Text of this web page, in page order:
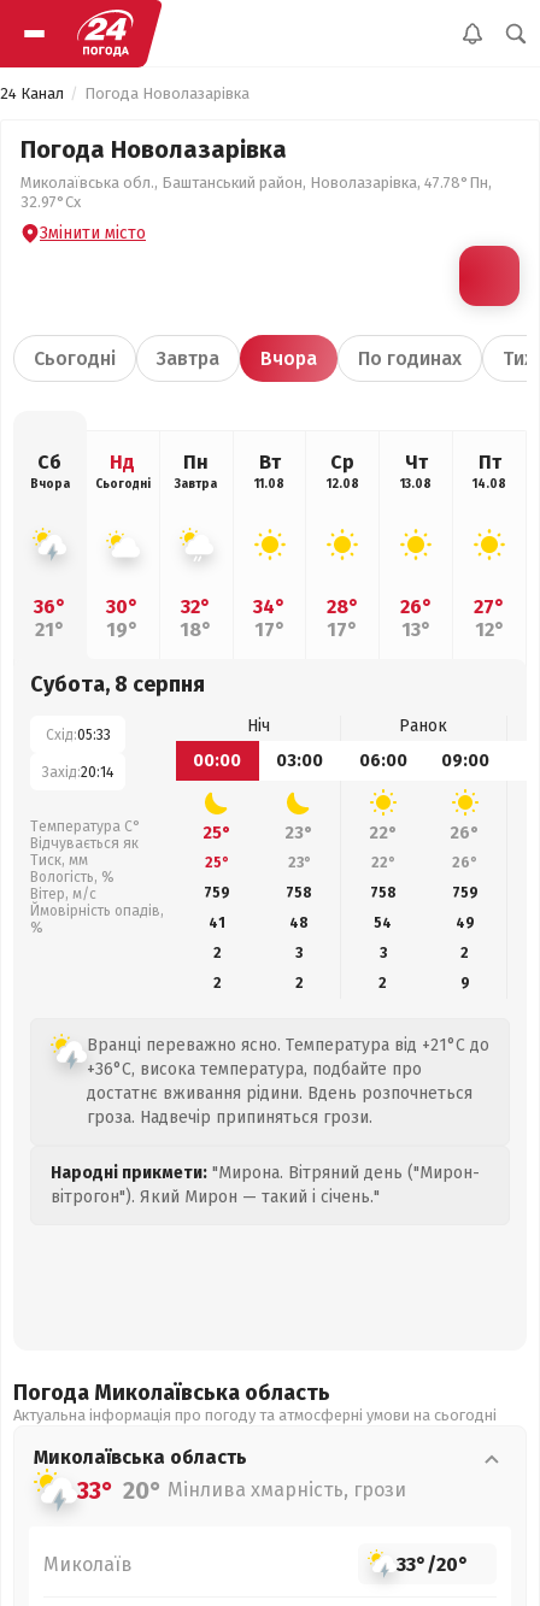
24 Канал Погода Новолазарівка
Погода Новолазарівка
Миколаївська обл., Баштанський район, Новолазарівка, 47.78°Пн,
32.97°Сх
Змінити місто
Сьогодні Завтра Вчора По годинах
Сб
Вчора
36°
21°
Нд
Сьогодні
30°
19°
Пн
Завтра
32°
18°
Вт
11.08
34°
17°
Ср
12.08
28°
17°
Чт
13.08
26°
13°
Пт
14.08
27°
12°
Субота, 8 серпня
Схід:05:33
Захід:20:14
Температура С°
Відчувається як
Тиск, мм
Вологість, %
Вітер, м/с
Ймовірність опадів,
%
Ніч
Ранок
00:00
03:00 06:00 09:00
25° 23° 22° 26°
25° 23° 22° 26°
759
758 758 759
41
48 54
49
2
3 3
2
2
2 2 9
Вранці переважно ясно. Температура від +21°C до
+36°C, висока температура, подбайте про
достатнє вживання рідини. Вдень розпочнеться
гроза. Надвечір припиняться грози.
Народні прикмети: "Мирона. Вітряний день ("Мирон-
вітрогон"). Який Мирон — такий і січень."
Погода Миколаївська область
Актуальна інформація про погоду та атмосферні умови на сьогодні
Миколаївська область
33° 20° Мінлива хмарність, грози
Миколаїв 33°/20°